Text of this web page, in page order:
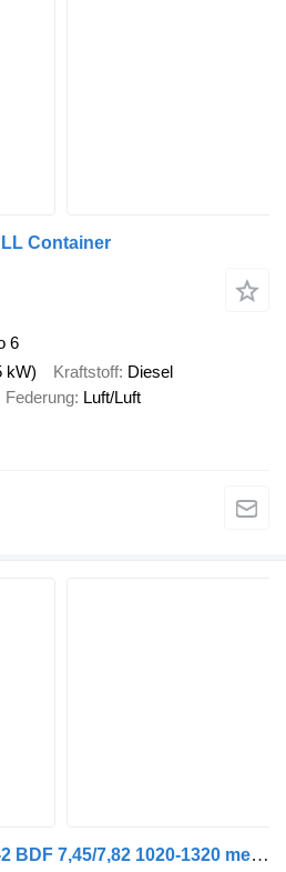
LL Container
6
kW) Kraftstoff Diesel
Federung Luft/Luft
MAN Vehicle Rigid 6x2-2 BDF 7,45/7,82 1020-1320 mechanic